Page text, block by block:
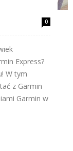
0
Express?
W tym
z Garmin
Garmin w